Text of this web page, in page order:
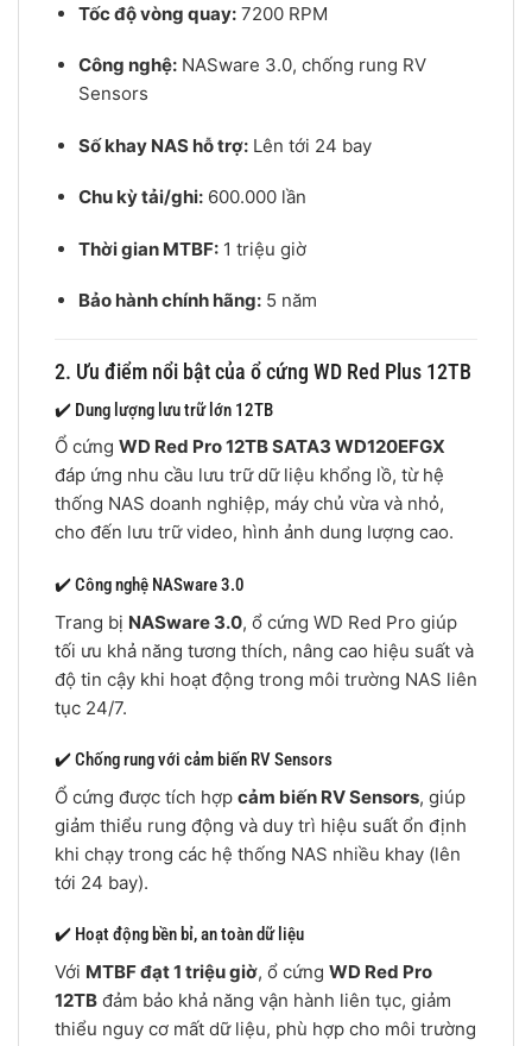
Tốc độ vòng quay:7200 RPM
Công nghệ:NASware 3.0, chống rung RV
Sensors
Số khay NAS hỗ trợ:Lên tới 24 bay
Chu kỳ tải/ghi:600.000 lần
Thời gian MTBF:1 triệu giờ
Bảo hành chính hãng:5 năm
2. Ưu điểm nổi bật của ổ cứng WD Red Plus 12TB
✔️ Dung lượng lưu trữ lớn 12TB
Ổ cứng WD Red Pro 12TB SATA3 WD120EFGX
đáp ứng nhu cầu lưu trữ dữ liệu khổng lồ, từ hệ
thống NAS doanh nghiệp, máy chủ vừa và nhỏ,
cho đến lưu trữ video, hình ảnh dung lượng cao.
✔️ Công nghệ NASware 3.0
Trang bị NASware 3.0, ổ cứng WD Red Pro giúp
tối ưu khả năng tương thích, nâng cao hiệu suất và
độ tin cậy khi hoạt động trong môi trường NAS liên
tục 24/7.
✔️ Chống rung với cảm biến RV Sensors
Ổ cứng được tích hợp cảm biến RV Sensors, giúp
giảm thiểu rung động và duy trì hiệu suất ổn định
khi chạy trong các hệ thống NAS nhiều khay (lên
tới 24 bay).
✔️ Hoạt động bền bỉ, an toàn dữ liệu
Với MTBF đạt 1 triệu giờ, ổ cứng WD Red Pro
12TB đảm bảo khả năng vận hành liên tục, giảm
thiểu nguy cơ mất dữ liệu, phù hợp cho môi trường